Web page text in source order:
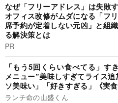
なぜ「フリーアドレス」は失敗
オフィス改修がムダになる「フ
席予約が定着しない元凶」と組
る解決策とは
PR
「もう5回くらい食べてる」す
メニュー”美味しすぎてライス
ソ美味い」「好きすぎる」《実
ランチ命の山盛くん